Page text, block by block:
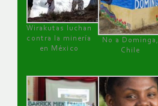
Wirakutas luchan
contra la minería
en México
No a Dominga,
Chile